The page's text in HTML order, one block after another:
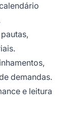
demandas.
e leitura